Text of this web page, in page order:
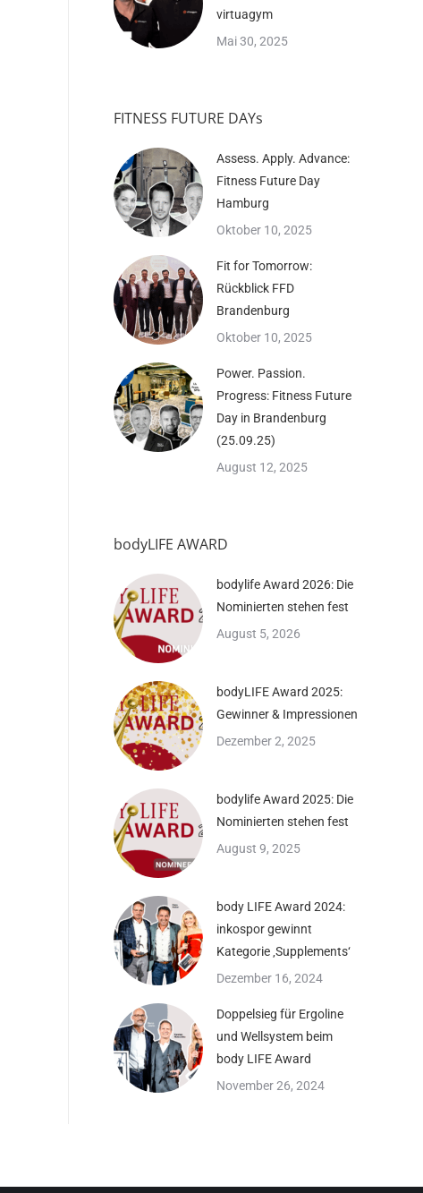
virtuagym
Mai 30, 2025
FITNESS FUTURE DAYs
Assess. Apply. Advance:
Fitness Future Day
Hamburg
Oktober 10, 2025
Fit for Tomorrow:
Rückblick FFD
Brandenburg
Oktober 10, 2025
Power. Passion.
Progress: Fitness Future
Day in Brandenburg
(25.09.25)
August 12, 2025
bodyLIFE AWARD
bodylife Award 2026: Die
Nominierten stehen fest
August 5, 2026
bodyLIFE Award 2025:
Gewinner & Impressionen
Dezember 2, 2025
bodylife Award 2025: Die
Nominierten stehen fest
August 9, 2025
body LIFE Award 2024:
inkospor gewinnt
Kategorie ‚Supplements‘
Dezember 16, 2024
Doppelsieg für Ergoline
und Wellsystem beim
body LIFE Award
November 26, 2024